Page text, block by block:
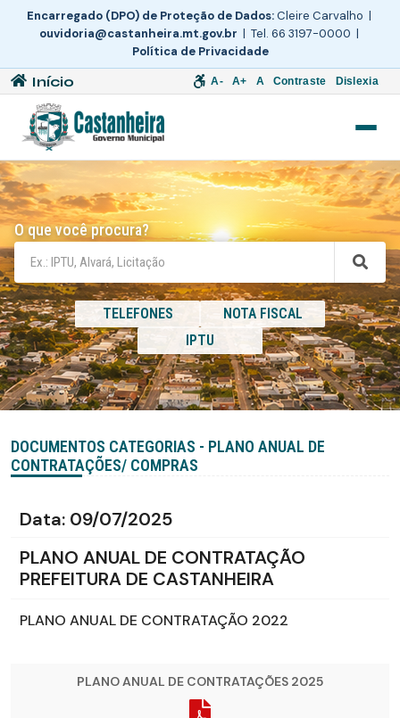
Encarregado (DPO) de Proteção de Dados:Cleire Carvalho |
ouvidoria@castanheira.mt.gov.br | Tel. 66 3197-0000 |
Política de Privacidade
Início A- A+ A Contraste Dislexia
O que você procura?
TELEFONES
NOTA FISCAL
IPTU
DOCUMENTOS CATEGORIAS - PLANO ANUAL DE
CONTRATAÇÕES/ COMPRAS
Data: 09/07/2025
PLANO ANUAL DE CONTRATAÇÃO
PREFEITURA DE CASTANHEIRA
PLANO ANUAL DE CONTRATAÇÃO 2022
PLANO ANUAL DE CONTRATAÇÕES 2025